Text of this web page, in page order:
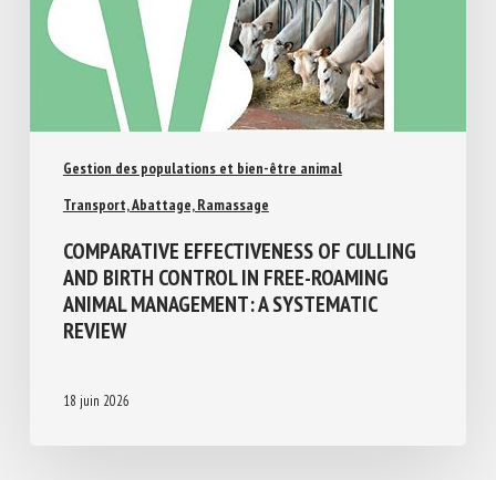
Gestion des populations et bien-être animal
COMPARATIVE EFFECTIVENESS OF CULLING
AND BIRTH CONTROL IN FREE-ROAMING
ANIMAL MANAGEMENT: A SYSTEMATIC